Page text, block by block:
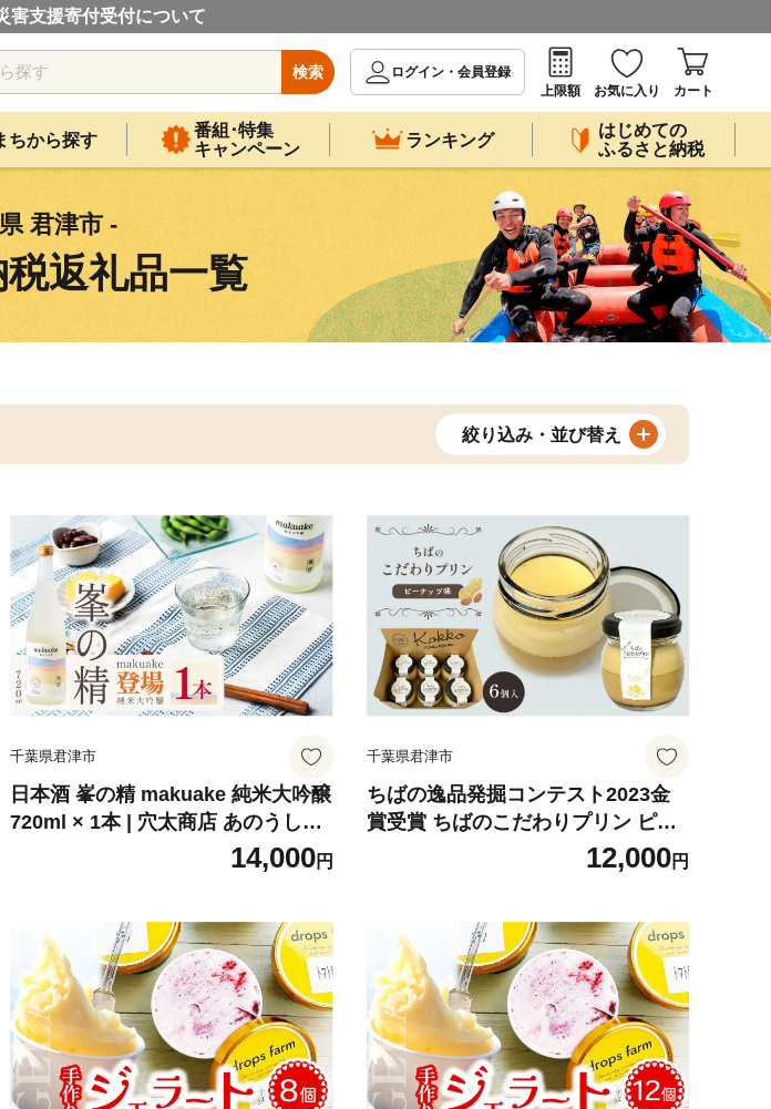
害支援寄付受付について
検索
ログイン・会員登録
上限額
お気に入り カート
ちから探す
番組･特集
キャンペーン
ランキング
はじめての
ふるさと納税
君津市 -
返礼品一覧
絞り込み・並び替え
千葉県君津市
日本酒 峯の精 makuake 純米大吟醸
720ml × 1本 | 穴太商店 あのうしょ
うてん 日本酒 まくあけ 東京サミッ
ト 乾杯酒 お祝い ご褒美 ギフト 送
14,000円
千葉県君津市
ちばの逸品発掘コンテスト2023金
賞受賞 ちばのこだわりプリン ピー
ナッツ味 6個｜千葉半立落花生 九十
九里浜天日塩使用 濃厚 手作り 卵 た
ギフト 冷蔵便｜千葉県 君津市
12,000円